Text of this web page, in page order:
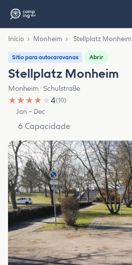
Início › Monheim › Stellplatz Monheim
Sítio para autocaravanas Abrir
Stellplatz Monheim
Monheim · Schulstraße
★ ★ ★ ★ ★4(10)
Jan – Dec
6 Capacidade